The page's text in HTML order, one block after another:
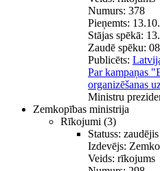
Numurs: 378
Pieņemts:
Stājas spēkā:
Zaudē spēku:
Publicēts:
Par kampaņas
organizēšanas
Ministru
Zemkopības ministrija
Rīkojumi (3)
Statuss:
Izdevējs:
Veids: rīkojums